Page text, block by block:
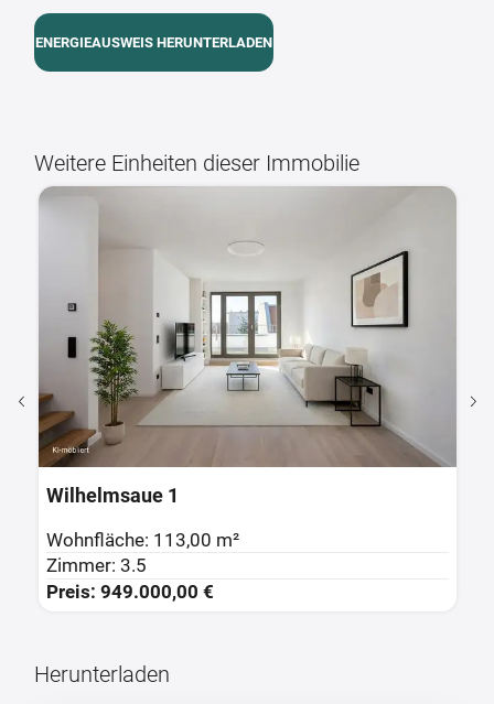
ENERGIEAUSWEIS HERUNTERLADEN
Weitere Einheiten dieser Immobilie
Wilhelmsaue 1
Wohnfläche: 113,00 m²
Zimmer: 3.5
Preis: 949.000,00 €
Herunterladen